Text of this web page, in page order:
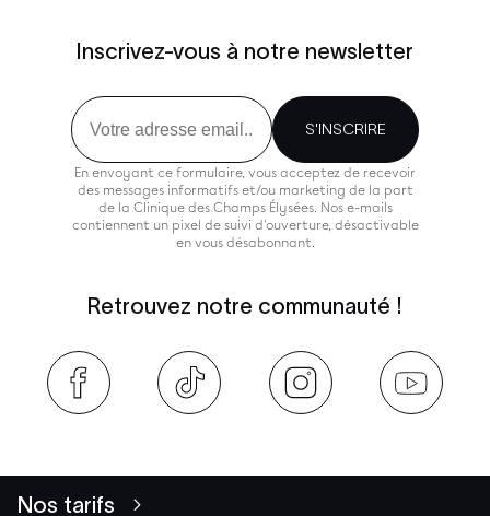
Inscrivez-vous à notre newsletter
Email
S'INSCRIRE
En envoyant ce formulaire, vous acceptez de recevoir
des messages informatifs et/ou marketing de la part
de la Clinique des Champs Élysées. Nos e-mails
contiennent un pixel de suivi d'ouverture, désactivable
en vous désabonnant.
Retrouvez notre communauté !
Nos tarifs